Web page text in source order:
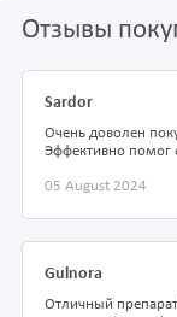
Отзывы
Sardor
Очень доволен
Эффективно помог
05 August 2024
Gulnora
Отличный